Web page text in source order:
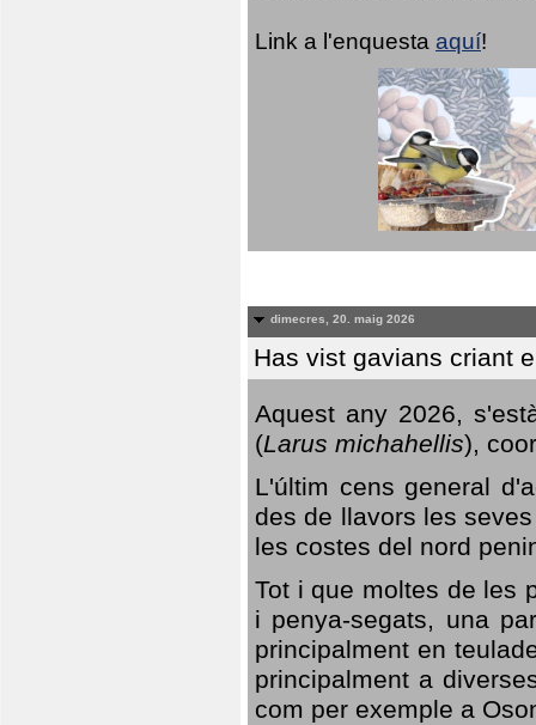
Link a l'enquesta aquí!
dimecres, 20. maig 2026
Has vist gavians criant
Aquest any 2026,
(Larus michahellis),
L'últim cens general
des de llavors les
les costes del nord
Tot i que moltes de les
i penya-segats, una
principalment en
principalment a
com per exemple a